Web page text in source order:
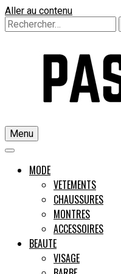
Aller au contenu
Rechercher :
Un guide pour l'homme
Menu
MODE
VETEMENTS
CHAUSSURES
MONTRES
ACCESSOIRES
BEAUTE
VISAGE